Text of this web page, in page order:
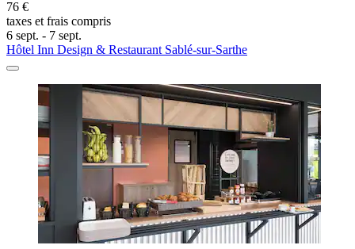
76 €
taxes et frais compris
6 sept. - 7 sept.
Hôtel Inn Design & Restaurant Sablé-sur-Sarthe